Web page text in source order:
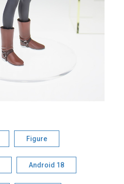
Figure
Android 18